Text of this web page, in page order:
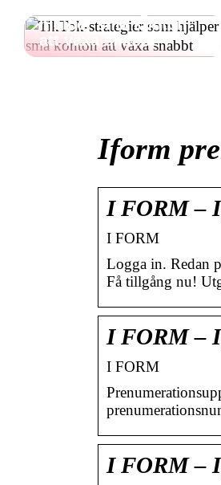
hjälper små konton
att växa snabbt
Iform
I FORM –
I FORM
Logga in. Redan
Få tillgång nu!
I FORM –
I FORM
I FORM –